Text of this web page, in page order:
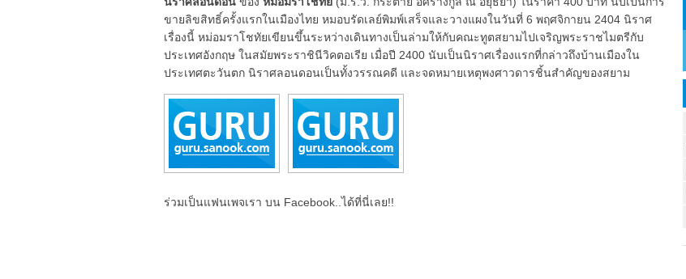
ขายลิขสิทธิ์ครั้งแรกในเมืองไทย หมอบรัดเลย์พิมพ์เสร็จและวางแผงในวันที่ 6 พฤศจิกายน 2404 นิราศ
เรื่องนี้ หม่อมราโชทัยเขียนขึ้นระหว่างเดินทางเป็นล่ามให้กับคณะทูตสยามไปเจริญพระราชไมตรีกับ
ประเทศอังกฤษ ในสมัยพระราชินีวิคตอเรีย เมื่อปี 2400 นับเป็นนิราศเรื่องแรกที่กล่าวถึงบ้านเมืองใน
ประเทศตะวันตก นิราศลอนดอนเป็นทั้งวรรณคดี และจดหมายเหตุพงศาวดารชิ้นสำคัญของสยาม
ร่วมเป็นแฟนเพจเรา บน Facebook..ได้ที่นี่เลย!!